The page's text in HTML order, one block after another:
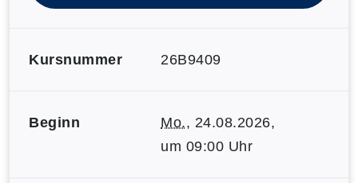
Kursnummer 26B9409
Beginn Mo., 24.08.2026,
um 09:00 Uhr